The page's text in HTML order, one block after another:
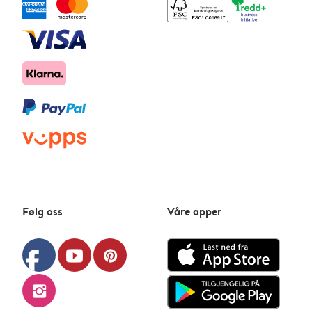
Følg oss
facebook youtube pinterest
instagram
Våre apper